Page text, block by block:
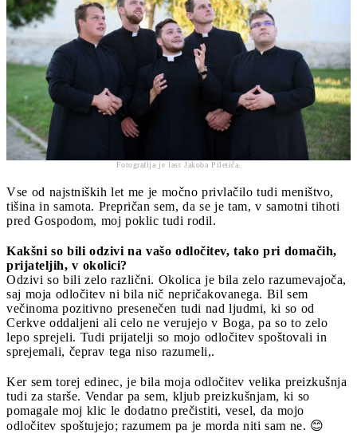
Fotografija je last Jakoba Piletiča.
Vse od najstniških let me je močno privlačilo tudi meništvo,
tišina in samota. Prepričan sem, da se je tam, v samotni tihoti
pred Gospodom, moj poklic tudi rodil.
Kakšni so bili odzivi na vašo odločitev, tako pri domačih,
prijateljih, v okolici?
Odzivi so bili zelo različni. Okolica je bila zelo razumevajoča,
saj moja odločitev ni bila nič nepričakovanega. Bil sem
večinoma pozitivno presenečen tudi nad ljudmi, ki so od
Cerkve oddaljeni ali celo ne verujejo v Boga, pa so to zelo
lepo sprejeli. Tudi prijatelji so mojo odločitev spoštovali in
sprejemali, čeprav tega niso razumeli,.
Ker sem torej edinec, je bila moja odločitev velika preizkušnja
tudi za starše. Vendar pa sem, kljub preizkušnjam, ki so
pomagale moj klic le dodatno prečistiti, vesel, da mojo
odločitev spoštujejo; razumem pa je morda niti sam ne. 😊